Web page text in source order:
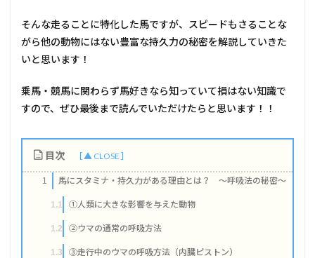
そんな走ることに特化した馬ですが、スピードもさることな
がら他の動物にはない豊富な持久力の秘密を解説していきた
いと思います！
乗馬・競馬に関わらず馬好きなら知っていて損はない知識で
すので、ぜひ最後まで読んでいただけたらと思います！！
目次
1 馬にスタミナ・持久力がある理由とは？ ～呼吸法の秘密～
1.1 ①人類に大きな影響を与えた動物
1.2 ②ウマの通常の呼吸方法
1.3 ③走行中のウマの呼吸方法（内臓ピストン）